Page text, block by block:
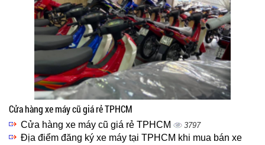
Cửa hàng xe máy cũ giá rẻ TPHCM
Cửa hàng xe máy cũ giá rẻ TPHCM 3797
Địa điểm đăng ký xe máy tại TPHCM khi mua bán xe